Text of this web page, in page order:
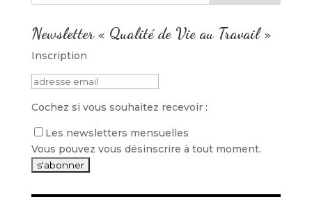
Newsletter « Qualité de Vie au Travail »
Inscription
Cochez si vous souhaitez recevoir :
Les newsletters mensuelles
Vous pouvez vous désinscrire à tout moment.